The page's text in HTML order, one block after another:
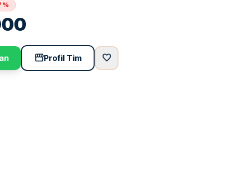
storefrontProfil Tim favorite